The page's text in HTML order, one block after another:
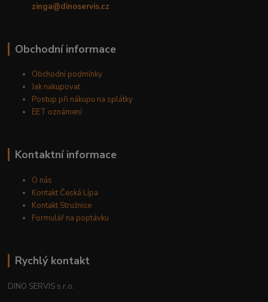
zinga@dinoservis.cz
Obchodní informace
Obchodní podmínky
Jak nakupovat
Postup při nákupu na splátky
EET oznámení
Kontaktní informace
O nás
Kontakt Česká Lípa
Kontakt Stružnice
Formulář na poptávku
Rychlý kontakt
DINO SERVIS s.r.o.